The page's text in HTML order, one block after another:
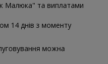
та виплатами
14 днів з моменту
можна